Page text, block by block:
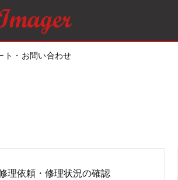
ト・お問い合わせ
理依頼・修理状況の確認